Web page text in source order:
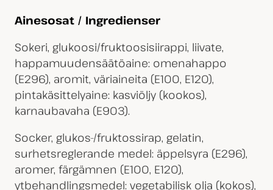
Ainesosat / Ingredienser
Sokeri, glukoosi/fruktoosisiirappi, liivate,
happamuudensäätöaine: omenahappo
(E296), aromit, väriaineita (E100, E120),
pintakäsittelyaine: kasviöljy (kookos),
karnaubavaha (E903).
Socker, glukos-/fruktossirap, gelatin,
surhetsreglerande medel: äppelsyra (E296),
aromer, färgämnen (E100, E120),
ytbehandlingsmedel: vegetabilisk olja (kokos),